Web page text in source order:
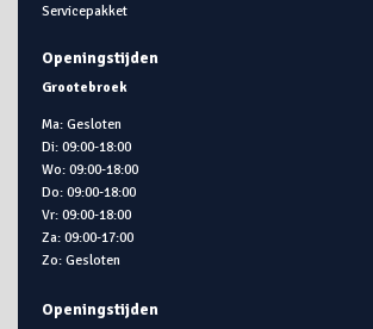
Servicepakket
Openingstijden
Grootebroek
Ma: Gesloten
Di: 09:00-18:00
Wo: 09:00-18:00
Do: 09:00-18:00
Vr: 09:00-18:00
Za: 09:00-17:00
Zo: Gesloten
Openingstijden